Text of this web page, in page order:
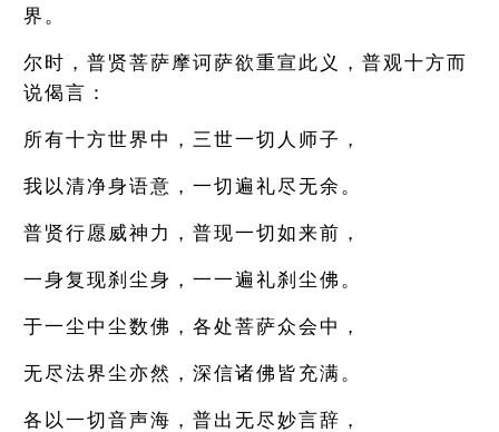
界。
尔时，普贤菩萨摩诃萨欲重宣此义，普观十方而
说偈言：
所有十方世界中，三世一切人师子，
我以清净身语意，一切遍礼尽无余。
普贤行愿威神力，普现一切如来前，
一身复现刹尘身，一一遍礼刹尘佛。
于一尘中尘数佛，各处菩萨众会中，
无尽法界尘亦然，深信诸佛皆充满。
各以一切音声海，普出无尽妙言辞，